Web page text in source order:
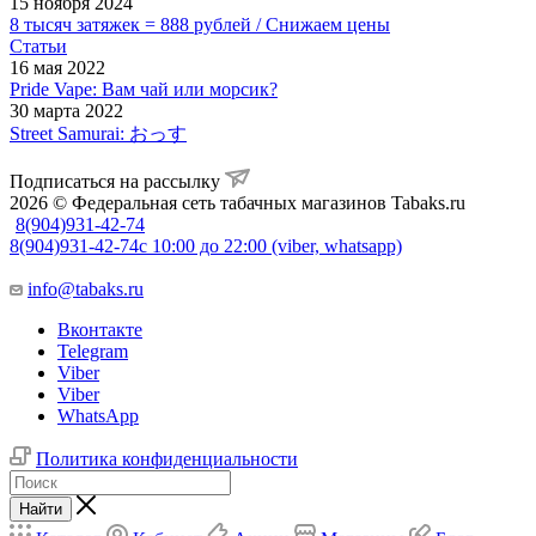
8 тысяч затяжек = 888 рублей / Снижаем цены
Статьи
16 мая 2022
Pride Vape: Вам чай или морсик?
30 марта 2022
Street Samurai: おっす
Подписаться на рассылку
2026 © Федеральная сеть табачных магазинов Tabaks.ru
8(904)931-42-74
8(904)931-42-74с 10:00 до 22:00 (viber, whatsapp)
info@tabaks.ru
Вконтакте
Telegram
Viber
Viber
WhatsApp
Политика конфиденциальности
Найти